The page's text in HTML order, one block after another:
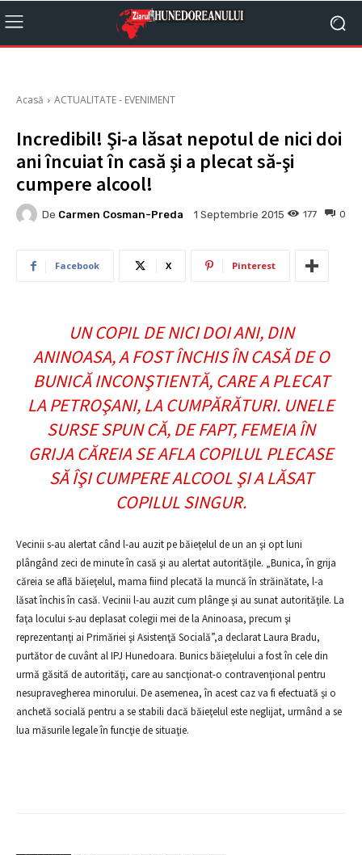
Acasă ACTUALITATE - EVENIMENT
Incredibil! Şi-a lăsat nepotul de nici doi
ani încuiat în casă şi a plecat să-şi
cumpere alcool!
De Carmen Cosman-Preda 1 Septembrie 2015 0
177
Facebook X Pinterest
UN COPIL DE NICI DOI ANI, DIN
ANINOASA, A FOST ÎNCHIS ÎN CASĂ DE O
BUNICĂ INCONŞTIENTĂ, CARE A PLECAT
LA PETROŞANI, LA CUMPĂRĂTURI. UNELE
SURSE SPUN CĂ, DE FAPT, FEMEIA ÎN
GRIJA CĂREIA SE AFLA COPILUL PLECASE
SĂ ÎŞI CUMPERE ALCOOL ŞI A LĂSAT
COPILUL SINGUR.
Vecinii s-au alertat când l-au auzit pe băieţelul de un an şi opt luni
plângând zeci de minute în casă şi au alertat autorităţile. „Bunica, în grija
căreia se află băieţelul, mama fiind plecată la muncă în străinătate, l-a
lăsat închis în casă. Vecinii l-au auzit cum plânge şi au sunat autorităţile. La
faţa locului s-au deplasat colegii mei de la Aninoasa, precum şi
reprezentanţi ai Primăriei şi Asistenţă Socială”,a declarat Laura Bradu,
purtător de cuvânt al IPJ Hunedoara. Bunics băieţelului a fost în cele din
urmă găsită de autorităţi, care au sancţionat-o contravenţional pentru
nesupravegherea minorului. De asemenea, în acest caz va fi efectuată şi o
anchetă socială pentru a se stabili dacă băieţelul este neglijat, urmând a se
lua măsurile legale în funcţie de situaţie.